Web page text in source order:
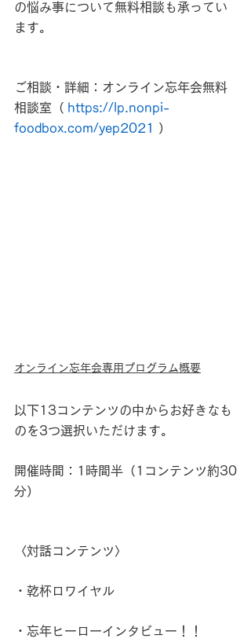
の悩み事について無料相談も承ってい
ます。
ご相談・詳細：オンライン忘年会無料
相談室（ https://lp.nonpi-
foodbox.com/yep2021
）
オンライン忘年会専用プログラム概要
以下13コンテンツの中からお好きなも
のを3つ選択いただけます。
開催時間：1時間半（1コンテンツ約30
分）
〈対話コンテンツ〉
・乾杯ロワイヤル
・忘年ヒーローインタビュー！！